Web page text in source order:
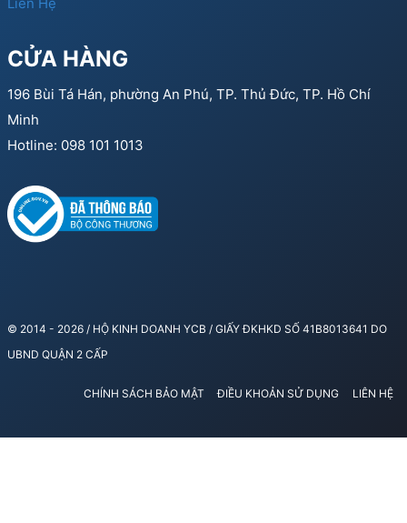
CỬA HÀNG
196 Bùi Tá Hán, phường An Phú, TP. Thủ Đức, TP. Hồ Chí
Minh
Hotline: 098 101 1013
© 2014 - 2026 / HỘ KINH DOANH YCB / GIẤY ĐKHKD SỐ 41B8013641 DO
UBND QUẬN 2 CẤP
CHÍNH SÁCH BẢO MẬT ĐIỀU KHOẢN SỬ DỤNG LIÊN HỆ